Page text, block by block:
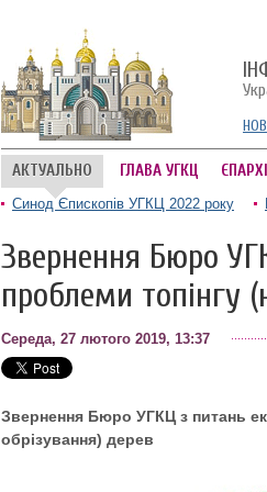
АКТУАЛЬНО ГЛАВА УГКЦ
Синод Єпископів УГКЦ 2022 року
Звернення Бюро
проблеми топінгу
Середа, 27 лютого 2019, 13:37
Звернення Бюро УГКЦ з питань
обрізування) дерев